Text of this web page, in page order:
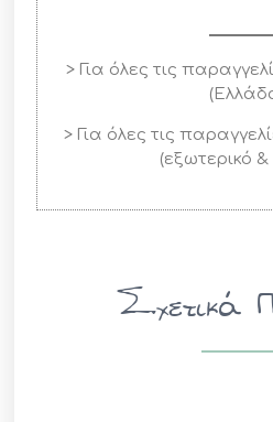
> Για όλες τις
> Για όλες τις
(εξωτερικό
Σχετικά